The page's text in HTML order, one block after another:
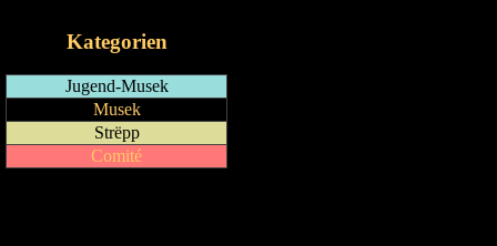
Kategorien
Jugend-Musek
Musek
Strëpp
Comité